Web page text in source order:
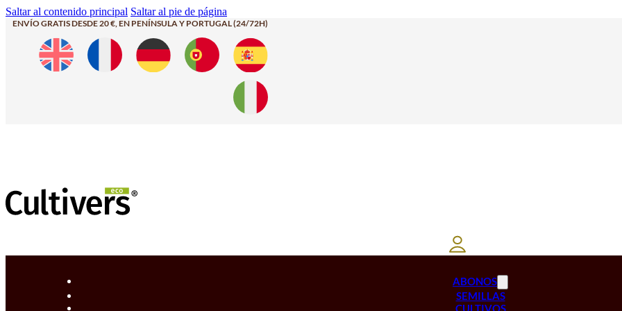
Saltar al contenido principal Saltar al pie de página
ENVÍO GRATIS DESDE 20 €, EN PENÍNSULA Y PORTUGAL (24/72H)
ABONOS
SEMILLAS
CULTIVOS